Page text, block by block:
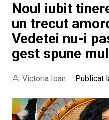
Noul iubit
un trecut
Vedetei nu-i
gest spune
Victoria Ioan Publicat